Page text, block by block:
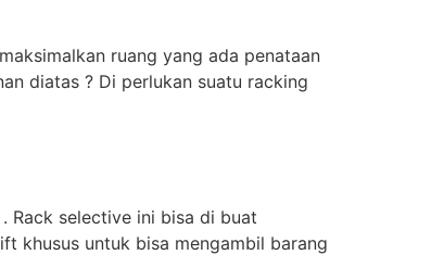
ruang yang ada penataan
diatas ? Di perlukan suatu racking
Rack selective ini bisa di buat
khusus untuk bisa mengambil barang